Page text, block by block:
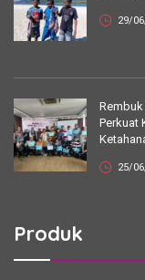
29/
Rembuk
Perkuat
25/
Produk